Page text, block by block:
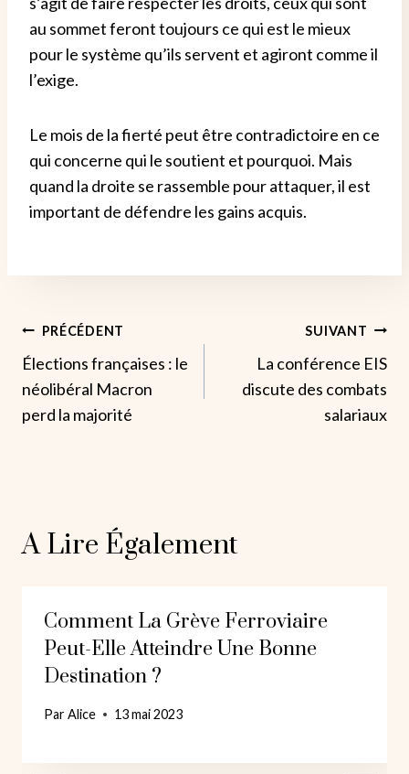
au sommet feront toujours ce qui est le mieux
pour le système qu’ils servent et agiront comme il
l’exige.
Le mois de la fierté peut être contradictoire en ce
qui concerne qui le soutient et pourquoi. Mais
quand la droite se rassemble pour attaquer, il est
important de défendre les gains acquis.
Navigation
De
L’article
PRÉCÉDENT
Élections françaises : le
néolibéral Macron
perd la majorité
SUIVANT
La conférence EIS
discute des combats
salariaux
A Lire Également
Comment La Grève Ferroviaire
Peut-Elle Atteindre Une Bonne
Destination ?
ParAlice 13 mai 2023